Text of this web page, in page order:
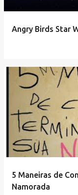
Angry Birds Star
5 Maneiras de
Namorada